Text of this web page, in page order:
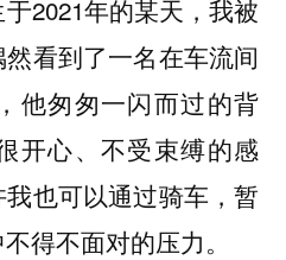
2021年的某天，我被
看到了一名在车流间
他匆匆一闪而过的背
开心、不受束缚的感
也可以通过骑车，暂
得不面对的压力。